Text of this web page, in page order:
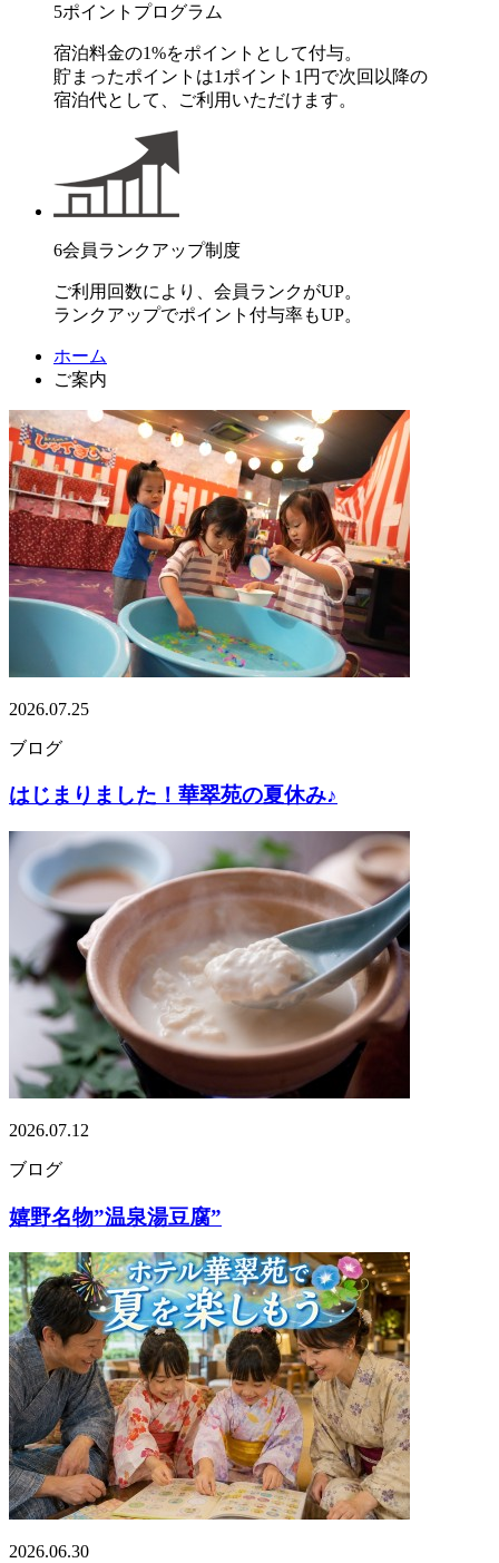
5ポイントプログラム
宿泊料金の1%をポイントとして付与。
貯まったポイントは1ポイント1円で次回以降の
宿泊代として、ご利用いただけます。
6会員ランクアップ制度
ご利用回数により、会員ランクがUP。
ランクアップでポイント付与率もUP。
ホーム
ご案内
2026.07.25
ブログ
はじまりました！華翠苑の夏休み♪
2026.07.12
ブログ
嬉野名物”温泉湯豆腐”
2026.06.30